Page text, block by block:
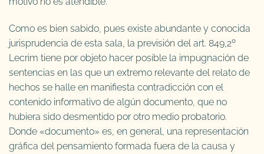
Como es bien sabido, pues existe abundante y conocida
jurisprudencia de esta sala, la previsión del art. 849,2º
Lecrim tiene por objeto hacer posible la impugnación de
sentencias en las que un extremo relevante del relato de
hechos se halle en manifiesta contradicción con el
contenido informativo de algún documento, que no
hubiera sido desmentido por otro medio probatorio.
Donde «documento» es, en general, una representación
gráfica del pensamiento formada fuera de la causa y